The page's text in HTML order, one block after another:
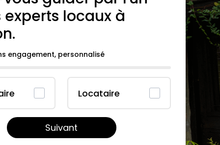
experts locaux à
.
engagement, personnalisé
Locataire
Suivant